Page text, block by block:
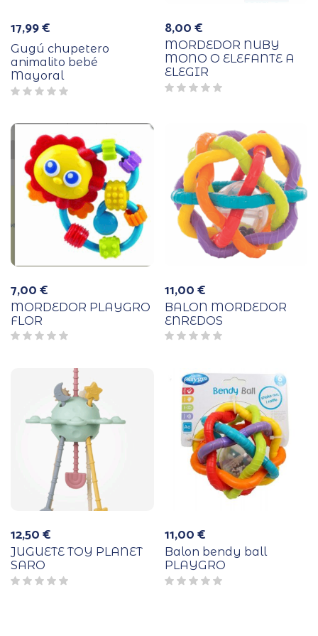
17,99€
Gugú chupetero
animalito bebé
Mayoral
8,00€
MORDEDOR NUBY
MONO O ELEFANTE A
ELEGIR
7,00€
MORDEDOR PLAYGRO
FLOR
11,00€
BALON MORDEDOR
ENREDOS
12,50€
JUGUETE TOY PLANET
SARO
11,00€
Balon bendy ball
PLAYGRO